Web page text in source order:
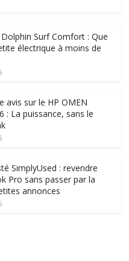
Dolphin Surf Comfort : Que
électrique à moins de
avis sur le HP OMEN
: La puissance, sans le
SimplyUsed : revendre
Pro sans passer par la
annonces